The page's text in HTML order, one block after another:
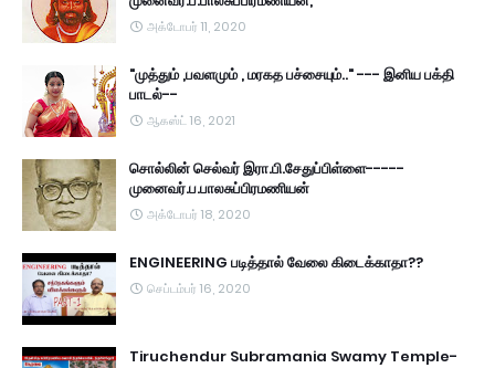
அக்டோபர் 11, 2020
"முத்தும் ,பவளமும் , மரகத பச்சையும்.." --- இனிய பக்தி
பாடல்--
ஆகஸ்ட் 16, 2021
சொல்லின் செல்வர் இரா.பி.சேதுப்பிள்ளை-----
முனைவர்.ப.பாலசுப்பிரமணியன்
அக்டோபர் 18, 2020
ENGINEERING படித்தால் வேலை கிடைக்காதா??
செப்டம்பர் 16, 2020
Tiruchendur Subramania Swamy Temple-